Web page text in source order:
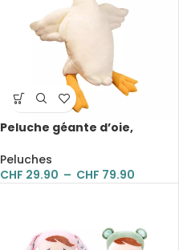
Peluche géante d’oie,
oreiller apaisant, de 50 à 160
cm
Peluches
CHF 29.90 – CHF 79.90